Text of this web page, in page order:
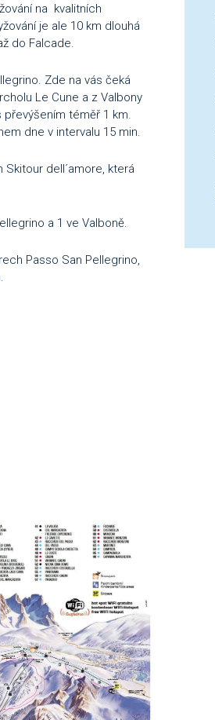
na kvalitních
je ale 10 km dlouhá
do Falcade.
Zde na vás čeká
Le Cune a z Valbony
téměř 1 km.
dne v intervalu 15 min.
dell´amore, která
a 1 ve Valboně.
Passo San Pellegrino,